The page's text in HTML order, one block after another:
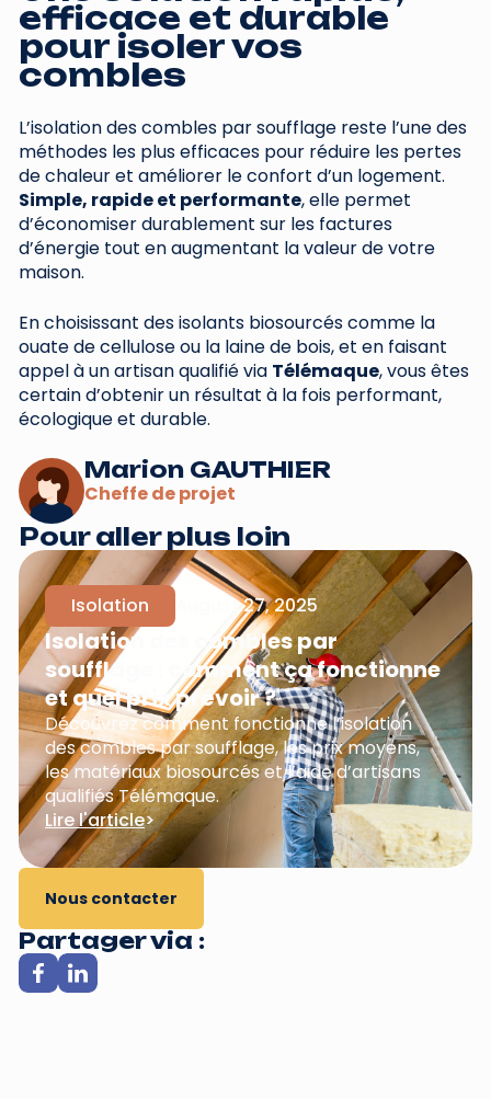
efficace et durable
pour isoler vos
combles
L’isolation des combles par soufflage reste l’une des
méthodes les plus efficaces pour réduire les pertes
de chaleur et améliorer le confort d’un logement.
Simple, rapide et performante, elle permet
d’économiser durablement sur les factures
d’énergie tout en augmentant la valeur de votre
maison.
En choisissant des isolants biosourcés comme la
ouate de cellulose ou la laine de bois, et en faisant
appel à un artisan qualifié via Télémaque, vous êtes
certain d’obtenir un résultat à la fois performant,
écologique et durable.
Marion GAUTHIER
Cheffe de projet
Pour aller plus loin
Isolation August 27, 2025
Isolation des combles par
soufflage : comment ça fonctionne
et quel prix prévoir ?
Découvrez comment fonctionne l’isolation
des combles par soufflage, les prix moyens,
les matériaux biosourcés et l’aide d’artisans
qualifiés Télémaque.
Lire l'article>
Nous contacter
Partager via :